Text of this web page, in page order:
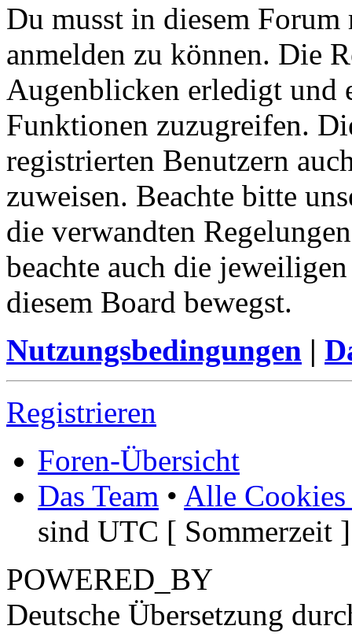
Du musst in diesem
anmelden zu können. Die
Augenblicken erledigt und
Funktionen zuzugreifen.
registrierten Benutzern
zuweisen. Beachte bitte
die verwandten
beachte auch die
diesem Board bewegst.
Nutzungsbedingungen |
Registrieren
Foren-Übersicht
Das Team • Alle Cookies
sind UTC [ Sommerzeit ]
POWERED_BY
Deutsche Übersetzung